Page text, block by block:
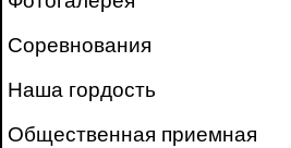
Соревнования
Наша гордость
Общественная приемная